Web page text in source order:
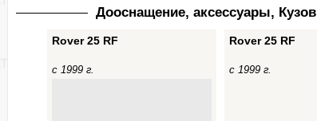
Дооснащение, аксессуары, Кузов
Rover 25 RF
с 1999 г.
Rover 25 RF
с 1999 г.